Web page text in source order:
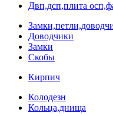
Двп,дсп,плита
Доводчики
Замки
Скобы
Кирпич
Колодезн
Кольца,днища